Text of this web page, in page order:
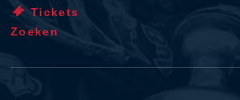
Tickets
Zoeken